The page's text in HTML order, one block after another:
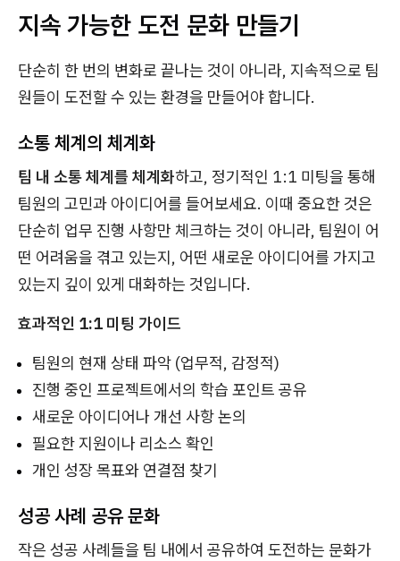
지속 가능한 도전 문화 만들기
단순히 한 번의 변화로 끝나는 것이 아니라, 지속적으로 팀
원들이 도전할 수 있는 환경을 만들어야 합니다.
소통 체계의 체계화
팀 내 소통 체계를 체계화하고, 정기적인 1:1 미팅을 통해
팀원의 고민과 아이디어를 들어보세요. 이때 중요한 것은
단순히 업무 진행 사항만 체크하는 것이 아니라, 팀원이 어
떤 어려움을 겪고 있는지, 어떤 새로운 아이디어를 가지고
있는지 깊이 있게 대화하는 것입니다.
효과적인 1:1 미팅 가이드
팀원의 현재 상태 파악 (업무적, 감정적)
진행 중인 프로젝트에서의 학습 포인트 공유
새로운 아이디어나 개선 사항 논의
필요한 지원이나 리소스 확인
개인 성장 목표와 연결점 찾기
성공 사례 공유 문화
작은 성공 사례들을 팀 내에서 공유하여 도전하는 문화가